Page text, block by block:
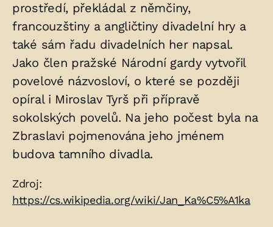
prostředí, překládal z němčiny,
francouzštiny a angličtiny divadelní hry a
také sám řadu divadelních her napsal.
Jako člen pražské Národní gardy vytvořil
povelové názvosloví, o které se později
opíral i Miroslav Tyrš při přípravě
sokolských povelů. Na jeho počest byla na
Zbraslavi pojmenována jeho jménem
budova tamního divadla.
Zdroje:
Zdroj:
https://cs.wikipedia.org/wiki/Jan_Ka%C5%A1ka